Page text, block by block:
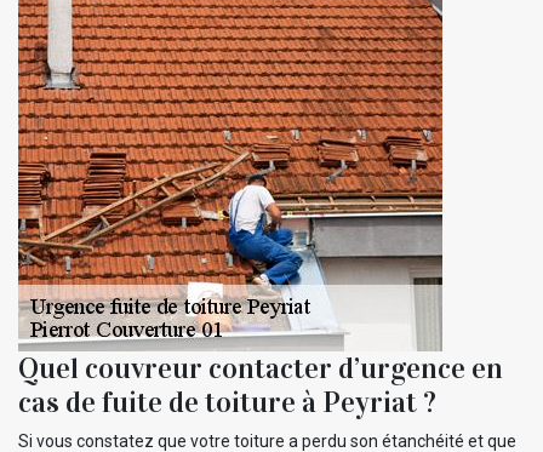
Quel couvreur contacter d’urgence en
cas de fuite de toiture à Peyriat ?
Si vous constatez que votre toiture a perdu son étanchéité et que